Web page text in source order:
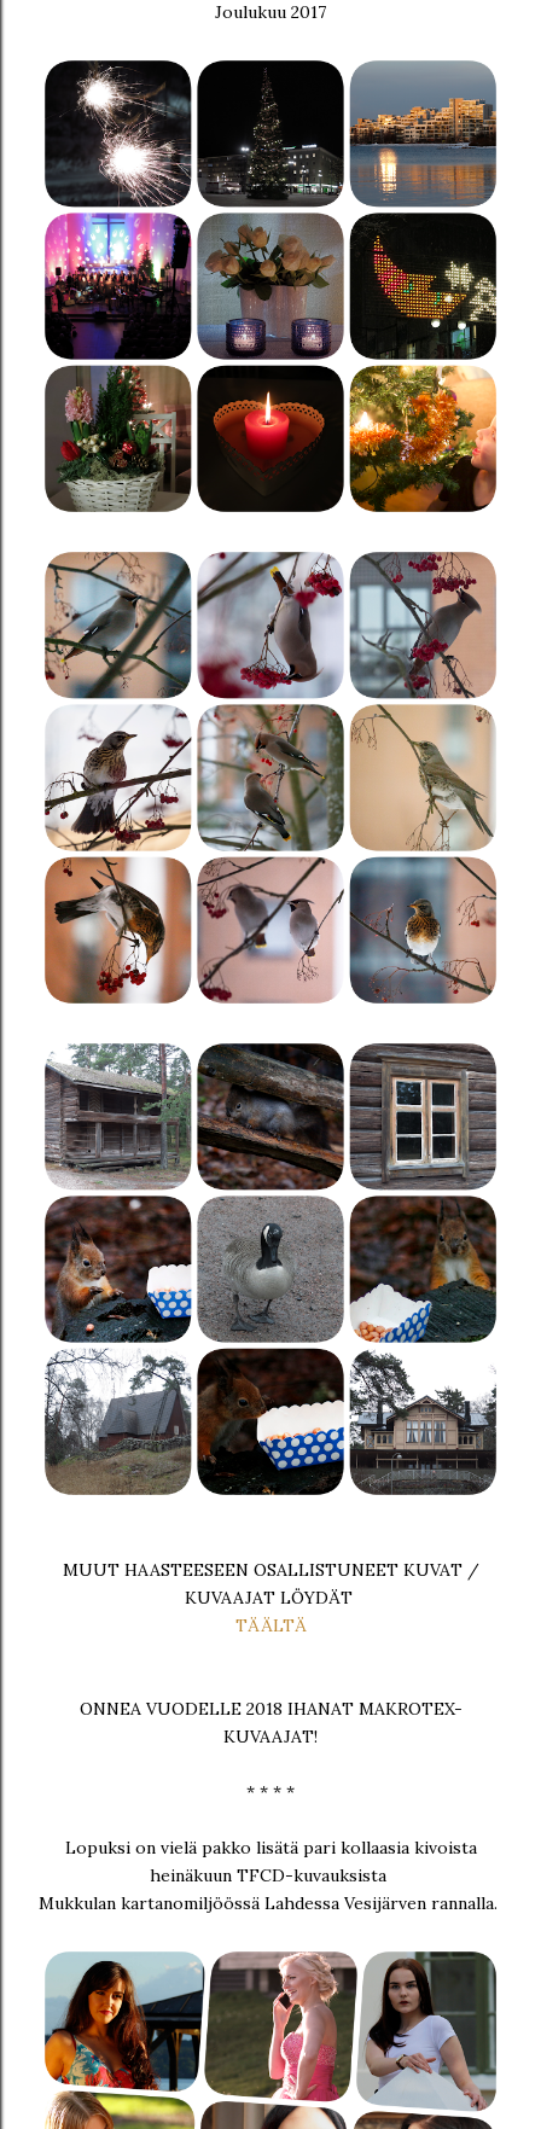
Joulukuu 2017
MUUT HAASTEESEEN OSALLISTUNEET KUVAT /
KUVAAJAT LÖYDÄT
TÄÄLTÄ
ONNEA VUODELLE 2018 IHANAT MAKROTEX-
KUVAAJAT!
* * * *
Lopuksi on vielä pakko lisätä pari kollaasia kivoista
heinäkuun TFCD-kuvauksista
Mukkulan kartanomiljöössä Lahdessa Vesijärven rannalla.